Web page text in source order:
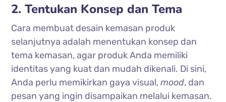
2. Tentukan Konsep dan Tema
Cara membuat desain kemasan produk
selanjutnya adalah menentukan konsep dan
tema kemasan, agar produk Anda memiliki
identitas yang kuat dan mudah dikenali. Di sini,
Anda perlu memikirkan gaya visual,mood, dan
pesan yang ingin disampaikan melalui kemasan.